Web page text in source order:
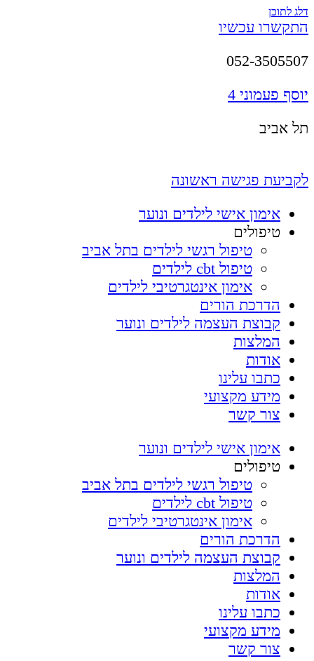
דלג לתוכן
התקשרו עכשיו
052-3505507
יוסף פעמוני 4
תל אביב
לקביעת פגישה ראשונה
אימון אישי לילדים ונוער
טיפולים
טיפול רגשי לילדים בתל אביב
טיפול cbt לילדים
אימון אינטגרטיבי לילדים
הדרכת הורים
קבוצת העצמה לילדים ונוער
המלצות
אודות
כתבו עלינו
מידע מקצועי
צור קשר
אימון אישי לילדים ונוער
טיפולים
טיפול רגשי לילדים בתל אביב
טיפול cbt לילדים
אימון אינטגרטיבי לילדים
הדרכת הורים
קבוצת העצמה לילדים ונוער
המלצות
אודות
כתבו עלינו
מידע מקצועי
צור קשר